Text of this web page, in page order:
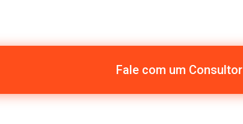
Fale com um Consultor